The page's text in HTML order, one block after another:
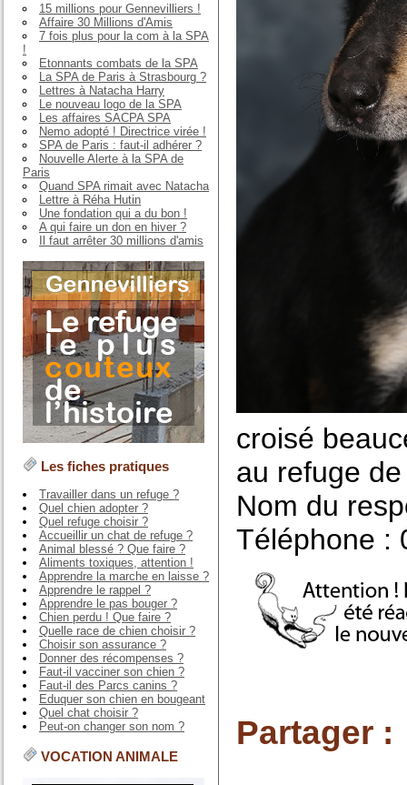
15 millions pour Gennevilliers !
Affaire 30 Millions d'Amis
7 fois plus pour la com à la SPA
!
Etonnants combats de la SPA
La SPA de Paris à Strasbourg ?
Lettres à Natacha Harry
Le nouveau logo de la SPA
Les affaires SACPA SPA
Nemo adopté ! Directrice virée !
SPA de Paris : faut-il adhérer ?
Nouvelle Alerte à la SPA de
Paris
Quand SPA rimait avec Natacha
Lettre à Réha Hutin
Une fondation qui a du bon !
A qui faire un don en hiver ?
Il faut arrêter 30 millions d'amis
Les fiches pratiques
Travailler dans un refuge ?
Quel chien adopter ?
Quel refuge choisir ?
Accueillir un chat de refuge ?
Animal blessé ? Que faire ?
Aliments toxiques, attention !
Apprendre la marche en laisse ?
Apprendre le rappel ?
Apprendre le pas bouger ?
Chien perdu ! Que faire ?
Quelle race de chien choisir ?
Choisir son assurance ?
Donner des récompenses ?
Faut-il vacciner son chien ?
Faut-il des Parcs canins ?
Eduquer son chien en bougeant
Quel chat choisir ?
Peut-on changer son nom ?
VOCATION ANIMALE
croisé
au refuge
Nom du
Téléphone :
Partager :